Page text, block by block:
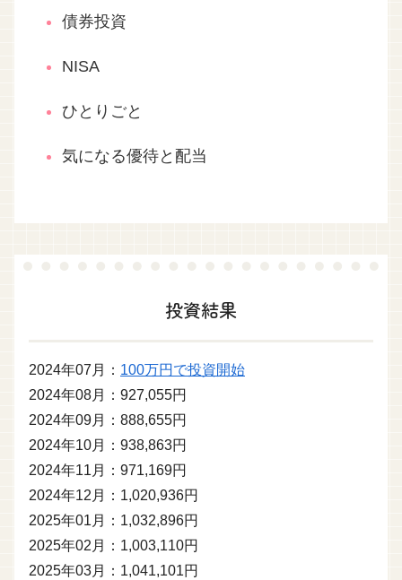
債券投資
NISA
ひとりごと
気になる優待と配当
投資結果
2024年07月： 100万円で投資開始
2024年08月：927,055円
2024年09月：888,655円
2024年10月：938,863円
2024年11月：971,169円
2024年12月：1,020,936円
2025年01月：1,032,896円
2025年02月：1,003,110円
2025年03月：1,041,101円